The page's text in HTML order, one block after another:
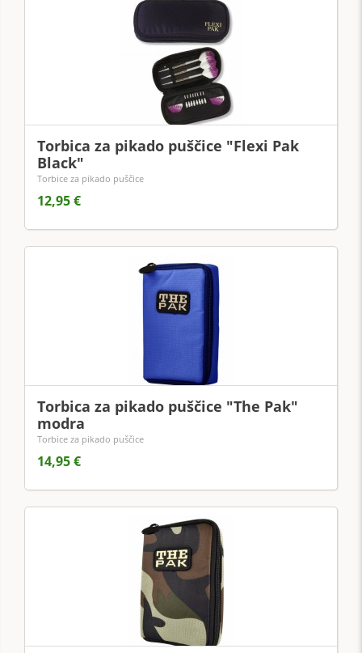
Torbica za pikado puščice "Flexi Pak
Black"
Torbice za pikado puščice
12,95 €
Torbica za pikado puščice "The Pak"
modra
Torbice za pikado puščice
14,95 €